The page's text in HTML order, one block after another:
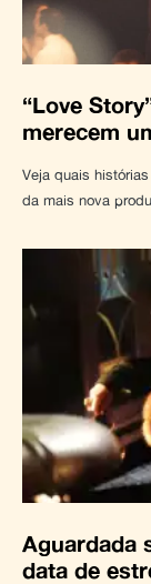
“Love
merecem
Veja quais
da mais nova
Aguardada
data de